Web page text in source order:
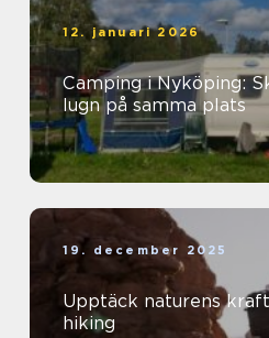
12. januari 2026
Camping i Nyköping:
lugn på samma plats
19. december 2025
Upptäck naturens
hiking